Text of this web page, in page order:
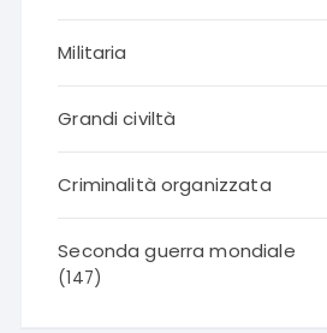
Militaria
Grandi civiltà
Criminalità organizzata
Seconda guerra mondiale
(147)